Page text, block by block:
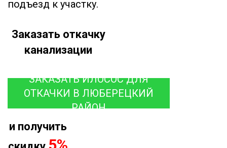
подъезд к участку.
Заказать откачку
канализации
ЗАКАЗАТЬ ИЛОСОС ДЛЯ
ОТКАЧКИ В ЛЮБЕРЕЦКИЙ
РАЙОН
и получить